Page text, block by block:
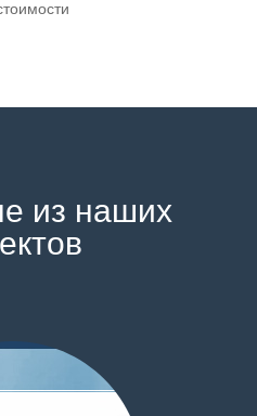
из наших